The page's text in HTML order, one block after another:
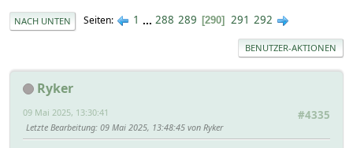
NACH UNTEN Seiten 1 ... 288 289 290 291 292
BENUTZER-AKTIONEN
Ryker
#4335
09 Mai 2025, 13:30:41
Letzte Bearbeitung: 09 Mai 2025, 13:48:45 von Ryker